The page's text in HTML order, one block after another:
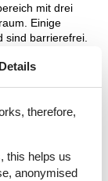
mit drei
Einige
sind barrierefrei.
Kontakt mit
Grundrisse und
nur zur
Details
therefore,
this helps us
anonymised